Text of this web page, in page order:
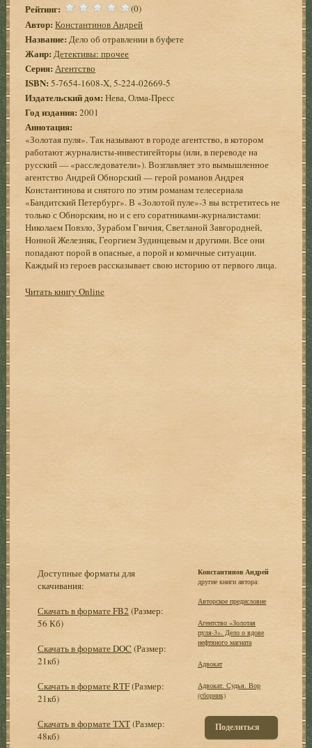
Рейтинг: (0)
Автор: Константинов Андрей
Название: Дело об отравлении в буфете
Жанр: Детективы: прочее
Серия: Агентство
ISBN: 5-7654-1608-X, 5-224-02669-5
Издательский дом: Нева, Олма-Пресс
Год издания: 2001
Аннотация:
«Золотая пуля». Так называют в городе агентство, в котором
работают журналисты-инвестигейторы (или, в переводе на
русский — «расследователи»). Возглавляет это вымышленное
агентство Андрей Обнорский — герой романов Андрея
Константинова и снятого по этим романам телесериала
«Бандитский Петербург». В «Золотой пуле»-3 вы встретитесь не
только с Обнорским, но и с его соратниками-журналистами:
Николаем Повзло, Зурабом Гвичия, Светланой Завгородней,
Нонной Железняк, Георгием Зудинцевым и другими. Все они
попадают порой в опасные, а порой и комичные ситуации.
Каждый из героев рассказывает свою историю от первого лица.
Читать книгу Online
Доступные форматы для
скачивания:
Скачать в формате FB2 (Размер:
56 Кб)
Скачать в формате DOC (Размер:
21кб)
Скачать в формате RTF(Размер:
21кб)
Скачать в формате TXT(Размер:
48кб)
Константинов Андрей
другие книги автора:
Авторское предисловие
Агентство «Золотая
пуля-3». Дело о вдове
нефтяного магната
Адвокат
Адвокат. Судья. Вор
(сборник)
Поделиться